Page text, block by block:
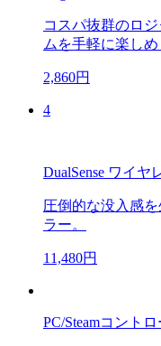
コスパ抜群のロ
ムを手軽に楽しめ
2,860円
4
DualSense ワイヤ
圧倒的な没入感
ラー。
11,480円
PC/Steamコント